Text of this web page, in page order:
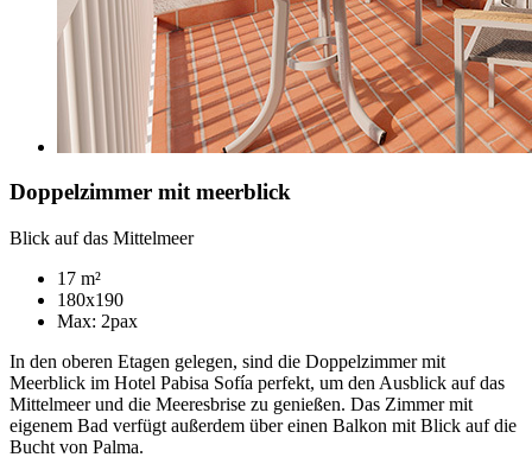
Doppelzimmer mit meerblick
Blick auf das Mittelmeer
17 m²
180x190
Max: 2pax
In den oberen Etagen gelegen, sind die Doppelzimmer mit
Meerblick im Hotel Pabisa Sofía perfekt, um den Ausblick auf das
Mittelmeer und die Meeresbrise zu genießen. Das Zimmer mit
eigenem Bad verfügt außerdem über einen Balkon mit Blick auf die
Bucht von Palma.